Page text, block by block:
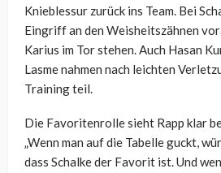
Knieblessur zurück ins Team. Bei
Eingriff an den Weisheitszähnen
Karius im Tor stehen. Auch Hasan
Lasme nahmen nach leichten
Training teil.
Die Favoritenrolle sieht Rapp klar
„Wenn man auf die Tabelle guckt,
dass Schalke der Favorit ist. Und